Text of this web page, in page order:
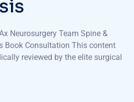
Neurosurgery Team Spine &
Book Consultation This content
reviewed by the elite surgical